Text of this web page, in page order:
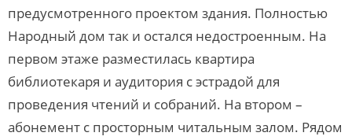
предусмотренного проектом здания. Полностью
Народный дом так и остался недостроенным. На
первом этаже разместилась квартира
библиотекаря и аудитория с эстрадой для
проведения чтений и собраний. На втором –
абонемент с просторным читальным залом. Рядом